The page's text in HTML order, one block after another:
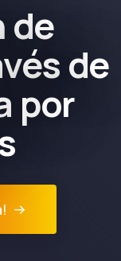
de
vés de
por